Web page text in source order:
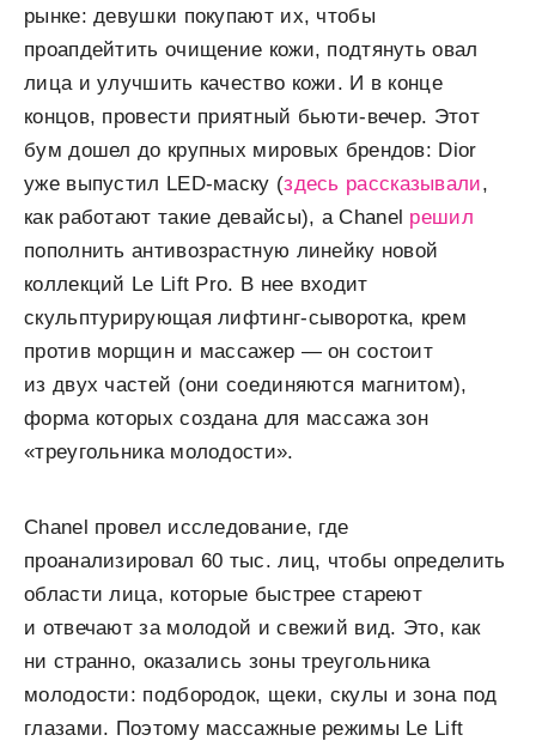
рынке: девушки покупают их, чтобы
проапдейтить очищение кожи, подтянуть овал
лица и улучшить качество кожи. И в конце
концов, провести приятный бьюти-вечер. Этот
бум дошел до крупных мировых брендов: Dior
уже выпустил LED-маску (здесь рассказывали,
как работают такие девайсы), а Chanel решил
пополнить антивозрастную линейку новой
коллекций Le Lift Pro. В нее входит
скульптурирующая лифтинг-сыворотка, крем
против морщин и массажер — он состоит
из двух частей (они соединяются магнитом),
форма которых создана для массажа зон
«треугольника молодости».
Chanel провел исследование, где
проанализировал 60 тыс. лиц, чтобы определить
области лица, которые быстрее стареют
и отвечают за молодой и свежий вид. Это, как
ни странно, оказались зоны треугольника
молодости: подбородок, щеки, скулы и зона под
глазами. Поэтому массажные режимы Le Lift